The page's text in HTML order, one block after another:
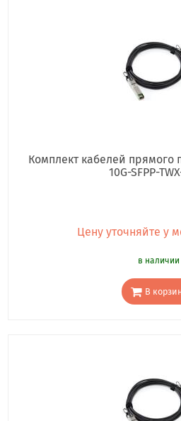
Комплект кабелей прямого
10G-SFPP-
Цену уточняйте у
в наличии
В